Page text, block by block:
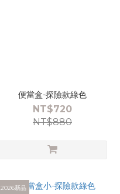
便當盒-探險款綠色
NT$720
NT$880
2026新品